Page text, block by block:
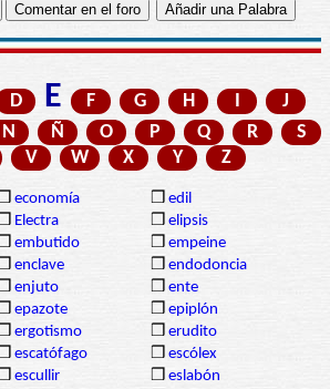
D E F G H I
J
N Ñ O P Q R
S
V W X Y Z
economía ❒ edil
Electra ❒ elipsis
embutido ❒ empeine
enclave ❒ endodoncia
enjuto ❒ ente
epazote ❒ epiplón
ergotismo ❒ erudito
escatófago ❒ escólex
escullir ❒ eslabón